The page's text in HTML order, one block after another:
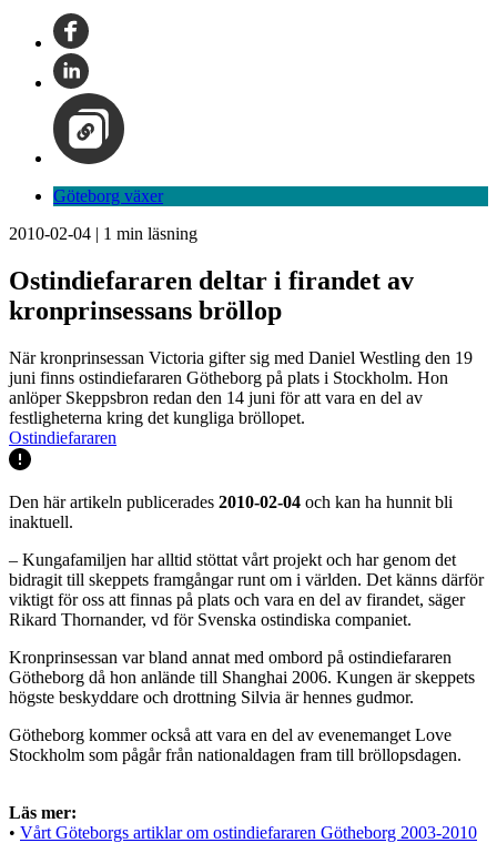
Göteborg växer
2010-02-04 | 1 min läsning
Ostindiefararen deltar i firandet av
kronprinsessans bröllop
När kronprinsessan Victoria gifter sig med Daniel Westling den 19
juni finns ostindiefararen Götheborg på plats i Stockholm. Hon
anlöper Skeppsbron redan den 14 juni för att vara en del av
festligheterna kring det kungliga bröllopet.
Ostindiefararen
Den här artikeln publicerades 2010-02-04 och kan ha hunnit bli
inaktuell.
– Kungafamiljen har alltid stöttat vårt projekt och har genom det
bidragit till skeppets framgångar runt om i världen. Det känns därför
viktigt för oss att finnas på plats och vara en del av firandet, säger
Rikard Thornander, vd för Svenska ostindiska companiet.
Kronprinsessan var bland annat med ombord på ostindiefararen
Götheborg då hon anlände till Shanghai 2006. Kungen är skeppets
högste beskyddare och drottning Silvia är hennes gudmor.
Götheborg kommer också att vara en del av evenemanget Love
Stockholm som pågår från nationaldagen fram till bröllopsdagen.
Läs mer:
• Vårt Göteborgs artiklar om ostindiefararen Götheborg 2003-2010